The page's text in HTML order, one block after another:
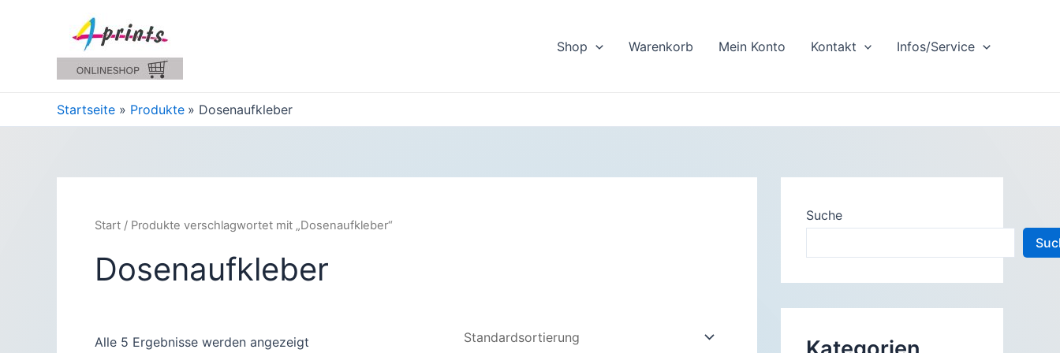
Shop Warenkorb Mein Konto Kontakt Infos/Service
Startseite Produkte Dosenaufkleber
Start / Produkte verschlagwortet mit „Dosenaufkleber“
Dosenaufkleber
Alle 5 Ergebnisse werden angezeigt
Suche